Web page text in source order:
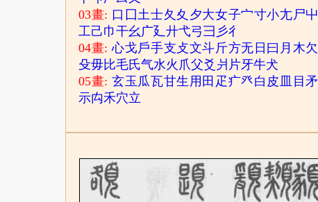
03畫: 口 囗土士夂 夊 夕大女子宀寸小尢尸屮
工己巾干幺 广廴廾弋弓彐 彡彳
04畫:心戈戶手支 攴文斗斤方无 日 曰 月 木欠
殳毋比毛氏气水火 爪父爻 爿 片牙牛犬
05畫:玄玉 瓜瓦甘生 用 田 疋疒癶白 皮 目矛
示禸禾穴立